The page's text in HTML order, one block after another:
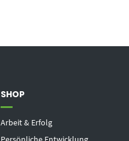
SHOP
Arbeit & Erfolg